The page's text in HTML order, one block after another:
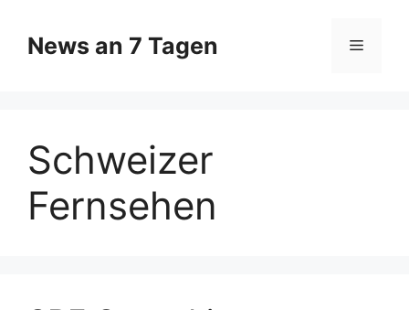
Inhalt
springen
News an 7 Tagen Menü
Schweizer
Fernsehen